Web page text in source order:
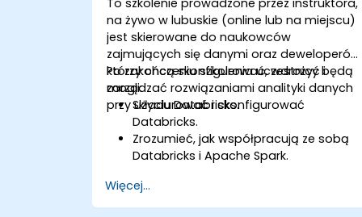
To szkolenie prowadzone przez instruktora,
na żywo w lubuskie (online lub na miejscu)
jest skierowane do naukowców
zajmujących się danymi oraz deweloperów,
którzy chcą skonfigurować, wdrożyć i
zarządzać rozwiązaniami analityki danych
przy użyciu Databricks.
Po zakończeniu szkolenia uczestnicy będą
mogli:
Składurować i skonfigurować
Databricks.
Zrozumieć, jak współpracują ze sobą
Databricks i Apache Spark.
dane w Databricks.
Więcej...